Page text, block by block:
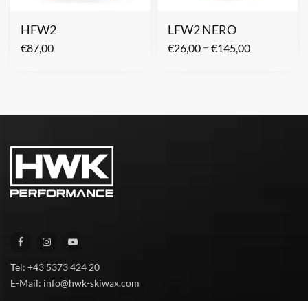
HFW2
€87,00
LFW2 NERO
€26,00 – €145,00
Tel: +43 5373 424 20
E-Mail: info@hwk-skiwax.com